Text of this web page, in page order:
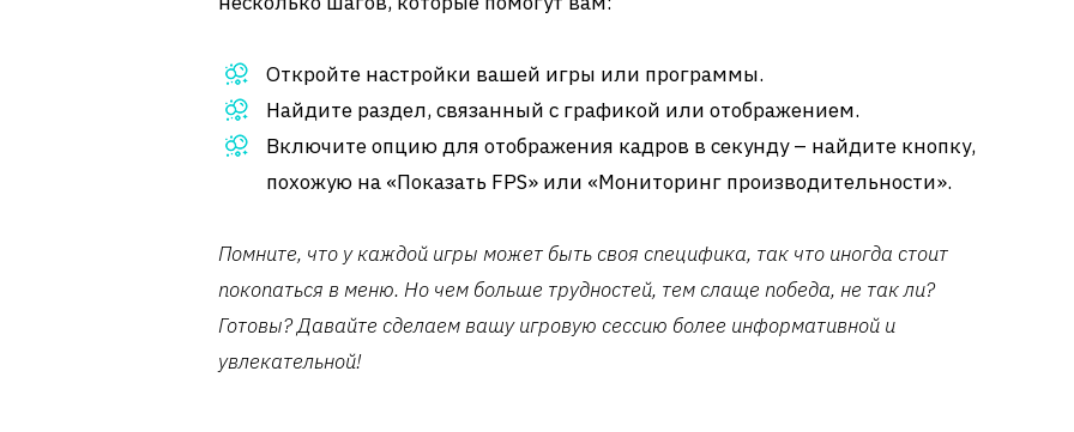
Откройте настройки вашей игры или программы.
Найдите раздел, связанный с графикой или отображением.
Включите опцию для отображения кадров в секунду – найдите кнопку,
похожую на «Показать FPS» или «Мониторинг производительности».
Помните, что у каждой игры может быть своя специфика, так что иногда стоит
покопаться в меню. Но чем больше трудностей, тем слаще победа, не так ли?
Готовы? Давайте сделаем вашу игровую сессию более информативной и
увлекательной!